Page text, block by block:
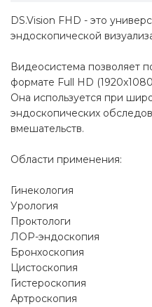
DS.Vision FHD - это
эндоскопической
Видеосистема позволяет
формате Full HD
Она используется при
эндоскопических
вмешательств.
Области применения:
Гинекология
Урология
Проктологи
ЛОР-эндоскопия
Бронхоскопия
Цистоскопия
Гистероскопия
Артроскопия